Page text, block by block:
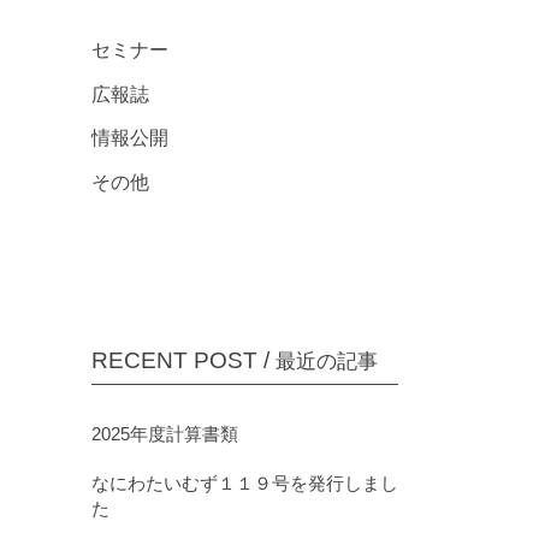
セミナー
広報誌
情報公開
その他
RECENT POST / 最近の記事
2025年度計算書類
なにわたいむず１１９号を発行しまし
た